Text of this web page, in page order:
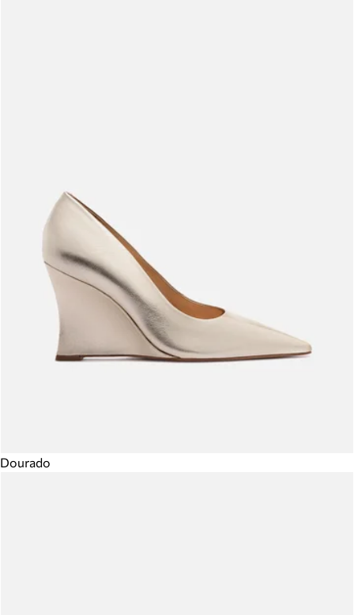
Dourado